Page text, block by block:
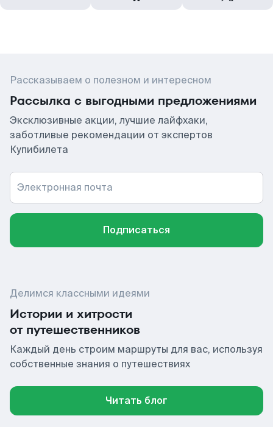
Рассказываем о полезном и интересном
Рассылка с выгодными предложениями
Эксклюзивные акции, лучшие лайфхаки,
заботливые рекомендации от экспертов
Купибилета
Электронная почта
Подписаться
Делимся классными идеями
Истории и хитрости
от путешественников
Каждый день строим маршруты для вас, используя
собственные знания о путешествиях
Читать блог